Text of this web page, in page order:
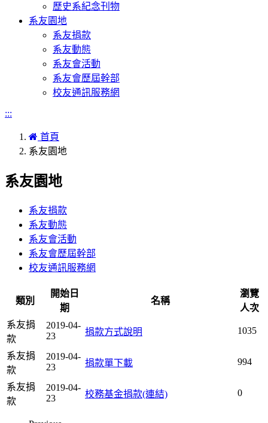
歷史系紀念刊物
系友園地
系友捐款
系友動態
系友會活動
系友會歷屆幹部
校友通訊服務網
:::
首頁
系友園地
系友園地
系友捐款
系友動態
系友會活動
系友會歷屆幹部
校友通訊服務網
類別
開始日
期
名稱
瀏覽
人次
系友捐
款
2019-04-
23
捐款方式說明 1035
系友捐
款
2019-04-
23
捐款單下載 994
系友捐
款
2019-04-
23
校務基金捐款(連結) 0